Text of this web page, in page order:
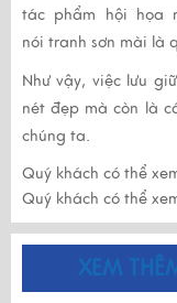
tác phẩm hội họa
nói tranh sơn mài là
Như vậy, việc lưu
nét đẹp mà còn là
chúng ta.
Quý khách có thể
Quý khách có thể
XEM